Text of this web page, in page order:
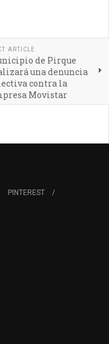
ARTICLE
de Pirque
una denuncia
contra la
Movistar
PINTEREST